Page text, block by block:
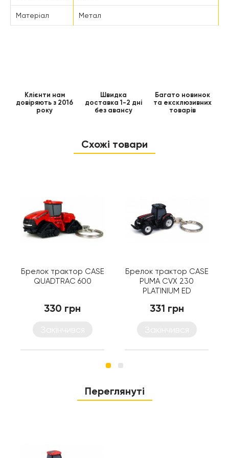
Матеріал Метал
Клієнти нам
довіряють з 2016
року
Швидка
доставка 1-2 дні
без авансу
Багато новинок
та ексклюзивних
товарів
Схожі товари
Брелок трактор CASE
QUADTRAC 600
330 грн
Брелок трактор CASE
PUMA CVX 230
PLATINIUM ED
331 грн
Переглянуті